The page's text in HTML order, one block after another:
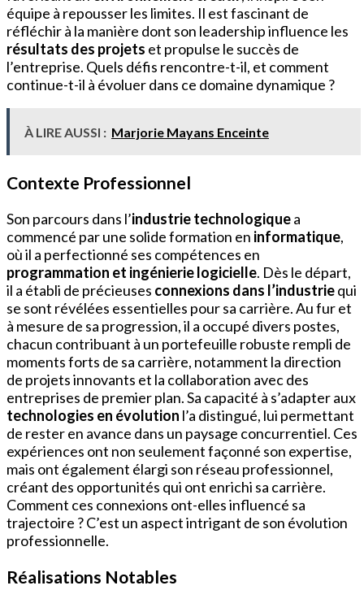
équipe à repousser les limites. Il est fascinant de
réfléchir à la manière dont son leadership influence les
résultats des projets et propulse le succès de
l’entreprise. Quels défis rencontre-t-il, et comment
continue-t-il à évoluer dans ce domaine dynamique ?
À LIRE AUSSI : Marjorie Mayans Enceinte
Contexte Professionnel
Son parcours dans l’industrie technologiquea
commencé par une solide formation en informatique,
où il a perfectionné ses compétences en
programmation et ingénierie logicielle. Dès le départ,
il a établi de précieuses connexions dans l’industriequi
se sont révélées essentielles pour sa carrière. Au fur et
à mesure de sa progression, il a occupé divers postes,
chacun contribuant à un portefeuille robuste rempli de
moments forts de sa carrière, notamment la direction
de projets innovants et la collaboration avec des
entreprises de premier plan. Sa capacité à s’adapter aux
technologies en évolution l’a distingué, lui permettant
de rester en avance dans un paysage concurrentiel. Ces
expériences ont non seulement façonné son expertise,
mais ont également élargi son réseau professionnel,
créant des opportunités qui ont enrichi sa carrière.
Comment ces connexions ont-elles influencé sa
trajectoire ? C’est un aspect intrigant de son évolution
professionnelle.
Réalisations Notables